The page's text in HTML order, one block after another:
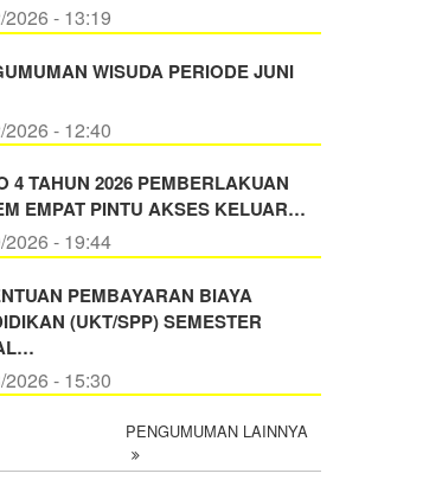
2026 - 13:19
WISUDA PERIODE JUNI
2026 - 12:40
4 TAHUN 2026 PEMBERLAKUAN
EMPAT PINTU AKSES KELUAR…
2026 - 19:44
PEMBAYARAN BIAYA
(UKT/SPP) SEMESTER
2026 - 15:30
PENGUMUMAN LAINNYA